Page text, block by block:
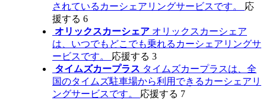
されているカーシェアリングサービスです。 応
援する 6
オリックスカーシェア オリックスカーシェア
は、いつでもどこでも乗れるカーシェアリングサ
ービスです。
応援する 3
タイムズカープラス タイムズカープラスは、全
国のタイムズ駐車場から利用できるカーシェアリ
ングサービスです。
応援する 7